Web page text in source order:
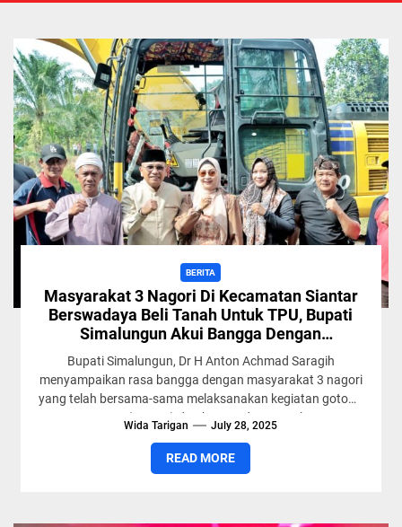
BERITA
Masyarakat 3 Nagori Di Kecamatan Siantar
Berswadaya Beli Tanah Untuk TPU, Bupati
Simalungun Akui Bangga Dengan
Masyarakat
Bupati Simalungun, Dr H Anton Achmad Saragih
menyampaikan rasa bangga dengan masyarakat 3 nagori
yang telah bersama-sama melaksanakan kegiatan gotong
royong (Gotroy) dan berswadaya untuk...
Wida Tarigan July 28, 2025
READ MORE